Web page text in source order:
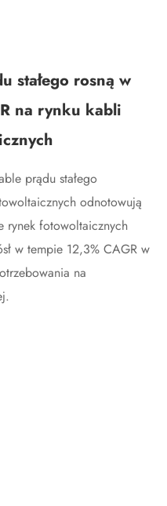
stałego rosną w
na rynku kabli
prądu stałego
odnotowują
rynek fotowoltaicznych
w tempie 12,3% CAGR w
na